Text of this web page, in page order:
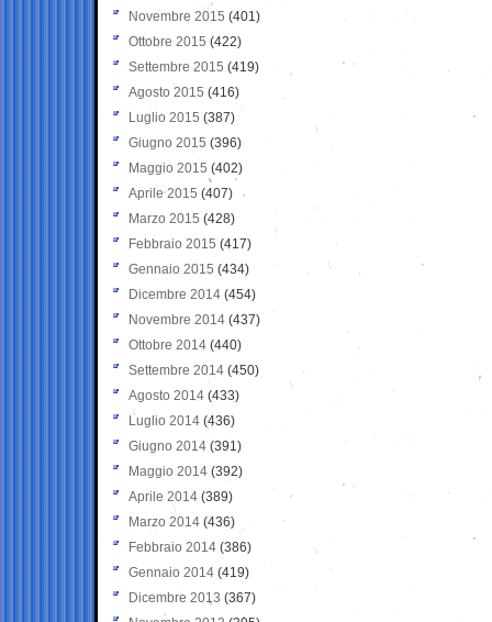
Novembre 2015 (401)
Ottobre 2015 (422)
Settembre 2015 (419)
Agosto 2015 (416)
Luglio 2015 (387)
Giugno 2015 (396)
Maggio 2015 (402)
Aprile 2015 (407)
Marzo 2015 (428)
Febbraio 2015 (417)
Gennaio 2015 (434)
Dicembre 2014 (454)
Novembre 2014 (437)
Ottobre 2014 (440)
Settembre 2014 (450)
Agosto 2014 (433)
Luglio 2014 (436)
Giugno 2014 (391)
Maggio 2014 (392)
Aprile 2014 (389)
Marzo 2014 (436)
Febbraio 2014 (386)
Gennaio 2014 (419)
Dicembre 2013 (367)